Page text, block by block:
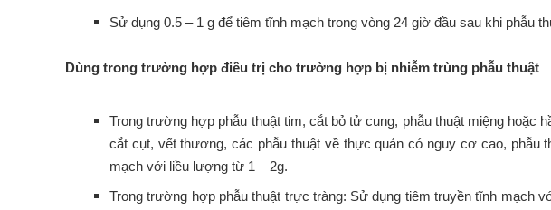
Sử dụng 0.5 – 1 g để tiêm tĩnh mạch trong vòng 24 giờ đầu sau khi phẫu
Dùng trong trường hợp điều trị cho trường hợp bị nhiễm trùng phẫu thuật
Trong trường hợp phẫu thuật tim, cắt bỏ tử cung, phẫu thuật miệng hoặc
cắt cụt, vết thương, các phẫu thuật về thực quản có nguy cơ cao, phẫu
mạch với liều lượng từ 1 – 2g.
Trong trường hợp phẫu thuật trực tràng: Sử dụng tiêm truyền tĩnh mạch